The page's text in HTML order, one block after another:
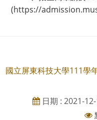
(https://
國立屏東科技大學111學
日期 : 2021-